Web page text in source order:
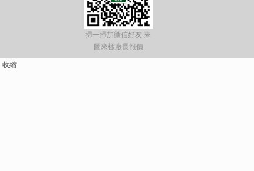
掃一掃加微信好友 來
圖來樣廠長報價
收縮